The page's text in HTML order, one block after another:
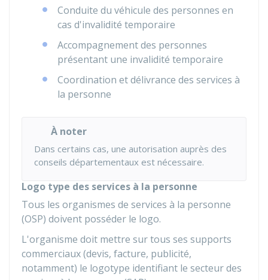
Conduite du véhicule des personnes en
cas d'invalidité temporaire
Accompagnement des personnes
présentant une invalidité temporaire
Coordination et délivrance des services à
la personne
À noter
Dans certains cas, une autorisation auprès des
conseils départementaux est nécessaire.
Logo type des services à la personne
Tous les organismes de services à la personne
(OSP) doivent posséder le logo.
L'organisme doit mettre sur tous ses supports
commerciaux (devis, facture, publicité,
notamment) le logotype identifiant le secteur des